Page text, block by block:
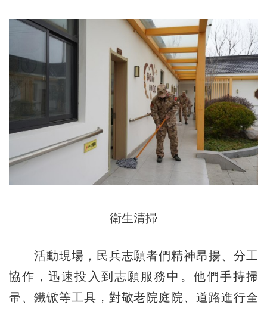
衛生清掃
活動現場，民兵志願者們精神昂揚、分工
協作，迅速投入到志願服務中。他們手持掃
帚、鐵锨等工具，對敬老院庭院、道路進行全